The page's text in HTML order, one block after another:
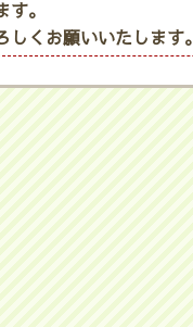
。
くお願いいたします。